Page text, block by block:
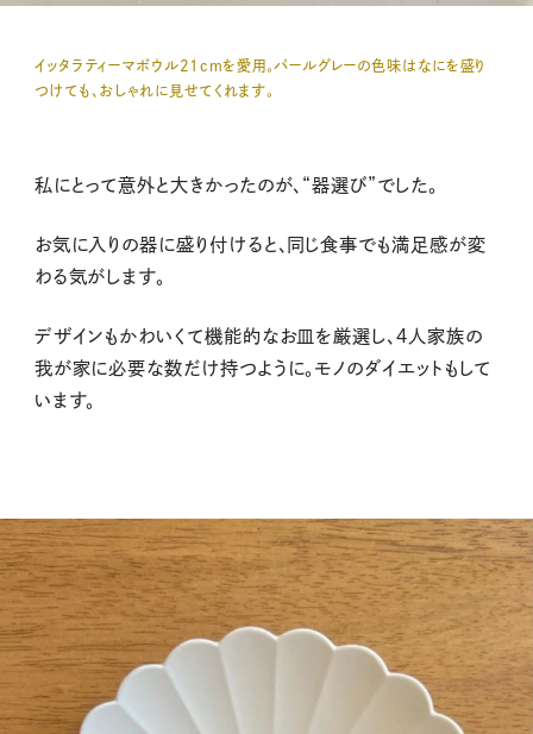
イッタラティーマボウル21cmを愛用。パールグレーの色味はなにを盛り
つけても、おしゃれに見せてくれます。
私にとって意外と大きかったのが、“器選び”でした。
お気に入りの器に盛り付けると、同じ食事でも満足感が変
わる気がします。
デザインもかわいくて機能的なお皿を厳選し、４人家族の
我が家に必要な数だけ持つように。モノのダイエットもして
います。